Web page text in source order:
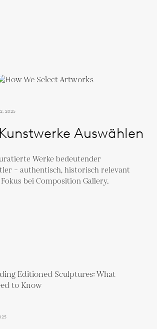
2025
Auswählen
Werke bedeutender
– authentisch, historisch relevant
bei Composition Gallery.